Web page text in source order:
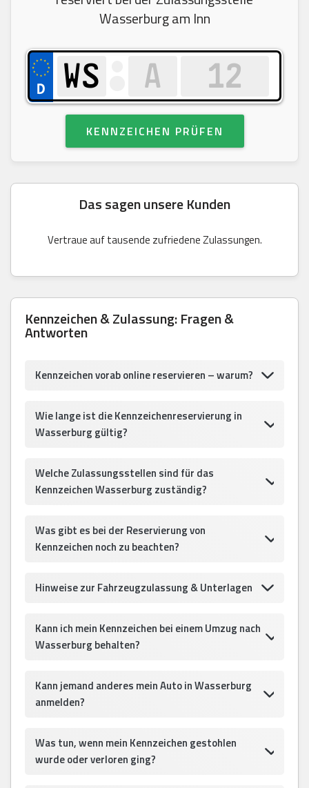
Wasserburg am Inn
KENNZEICHEN PRÜFEN
Das sagen unsere Kunden
Vertraue auf tausende zufriedene Zulassungen.
Kennzeichen & Zulassung: Fragen &
Antworten
Kennzeichen vorab online reservieren – warum?
Wie lange ist die Kennzeichenreservierung in
Wasserburg gültig?
Welche Zulassungsstellen sind für das
Kennzeichen Wasserburg zuständig?
Was gibt es bei der Reservierung von
Kennzeichen noch zu beachten?
Hinweise zur Fahrzeugzulassung & Unterlagen
Kann ich mein Kennzeichen bei einem Umzug nach
Wasserburg behalten?
Kann jemand anderes mein Auto in Wasserburg
anmelden?
Was tun, wenn mein Kennzeichen gestohlen
wurde oder verloren ging?